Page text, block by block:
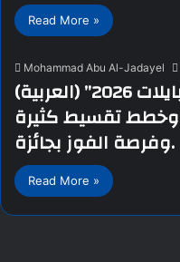
Read More »
Mohammad Abu Al-Jadayel
(العربية) كنز تطلق “أوكازيون الموبايلات 2026”
بخصومات تصل إلى %45 وخطط تقسيط كثيرة
وفرصة الفوز بجائزة.
Read More »